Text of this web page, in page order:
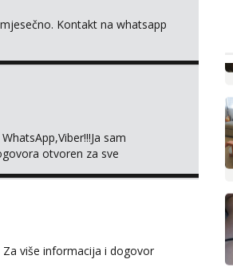
Kontakt na whatsapp
sam
otvoren za sve
više informacija i dogovor